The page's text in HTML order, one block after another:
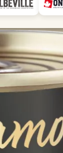
Pro dospělé kočky